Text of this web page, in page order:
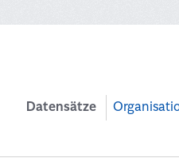
Datensätze